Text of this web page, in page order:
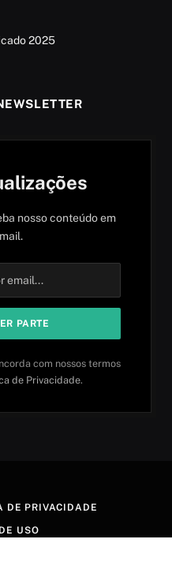
2025
nosso conteúdo em
com nossos termos
de Privacidade.
DE PRIVACIDADE
USO